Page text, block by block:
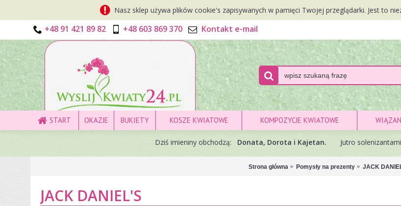
Nasz sklep używa plików cookie's zapisywanych w pamięci Twojej przeglądarki. Jest to
+48 91 421 89 82 +48 603 869 370 Kontakt e-mail
START OKAZJE BUKIETY KOSZE KWIATOWE KOMPOZYCJE KWIATOWE
Dziś imieniny obchodzą: Donata, Dorota i Kajetan. Jutro
Strona główna Pomysły na prezenty JACK
JACK DANIEL'S